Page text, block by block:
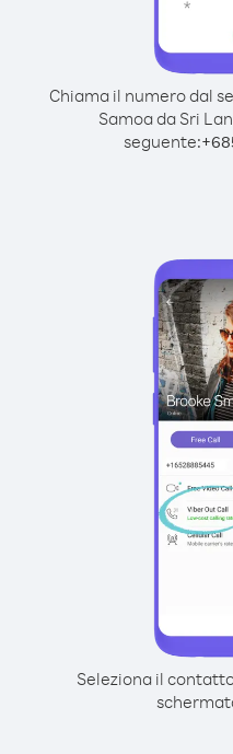
Chiama il numero dal
Samoa da Sri
seguente:+
Seleziona il